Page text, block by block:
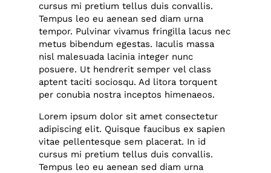
cursus mi pretium tellus duis convallis.
Tempus leo eu aenean sed diam urna
tempor. Pulvinar vivamus fringilla lacus nec
metus bibendum egestas. Iaculis massa
nisl malesuada lacinia integer nunc
posuere. Ut hendrerit semper vel class
aptent taciti sociosqu. Ad litora torquent
per conubia nostra inceptos himenaeos.
Lorem ipsum dolor sit amet consectetur
adipiscing elit. Quisque faucibus ex sapien
vitae pellentesque sem placerat. In id
cursus mi pretium tellus duis convallis.
Tempus leo eu aenean sed diam urna